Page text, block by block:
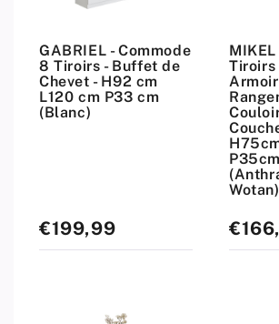
GABRIEL - Commode
8 Tiroirs - Buffet de
Chevet - H92 cm
L120 cm P33 cm
(Blanc)
Prix
standard
€199,99
Tiroirs
P35cm
Wotan)
Prix